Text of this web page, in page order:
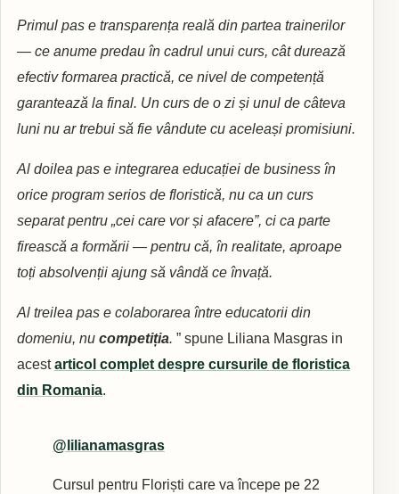
Primul pas e transparența reală din partea trainerilor
— ce anume predau în cadrul unui curs, cât durează
efectiv formarea practică, ce nivel de competență
garantează la final. Un curs de o zi și unul de câteva
luni nu ar trebui să fie vândute cu aceleași promisiuni.
Al doilea pas e integrarea educației de business în
orice program serios de floristică, nu ca un curs
separat pentru „cei care vor și afacere”, ci ca parte
firească a formării — pentru că, în realitate, aproape
toți absolvenții ajung să vândă ce învață.
Al treilea pas e colaborarea între educatorii din
domeniu, nu competiția. ” spune Liliana Masgras in
acestarticol complet despre cursurile de floristica
din Romania.
@lilianamasgras
Cursul pentru Floriști care va începe pe 22